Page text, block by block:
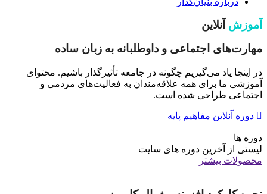
آموزش آنلاین
مهارت‌های اجتماعی و داوطلبانه به زبان ساده
در اینجا یاد می‌گیریم چگونه در جامعه تأثیرگذار باشیم. محتوای
آموزشی ما برای همه علاقه‌مندان به فعالیت‌های مردمی و
اجتماعی طراحی شده است.
دوره آنلاین مفاهیم پایه
دوره ها
لیستی از آخرین دوره های سایت
محصولات بیشتر